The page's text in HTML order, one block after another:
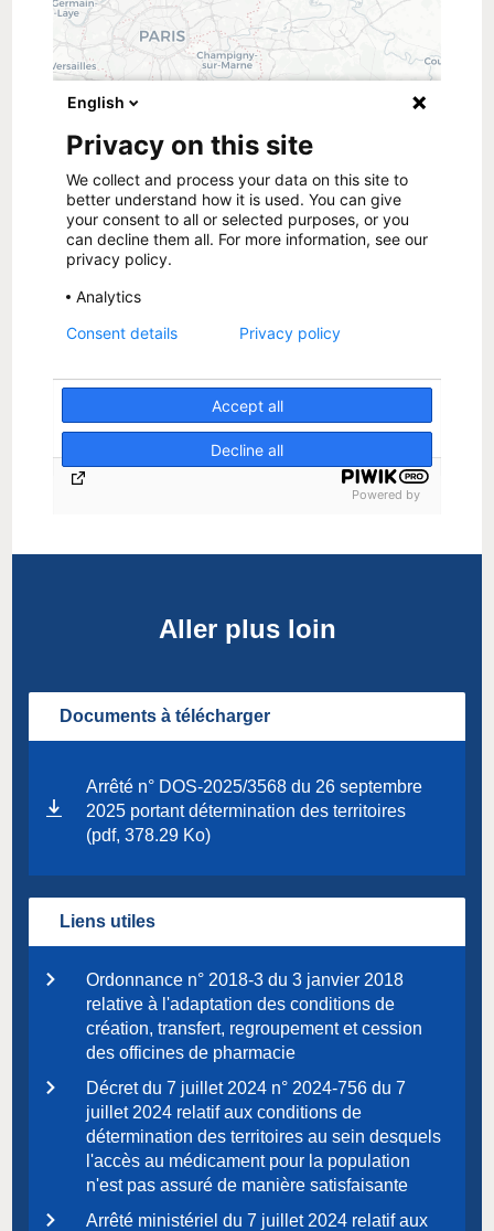
Aller plus loin
Documents à télécharger
Arrêté n° DOS-2025/3568 du 26 septembre
2025 portant détermination des territoires
(pdf, 378.29 Ko)
Liens utiles
Ordonnance n° 2018-3 du 3 janvier 2018
relative à l'adaptation des conditions de
création, transfert, regroupement et cession
des officines de pharmacie
Décret du 7 juillet 2024 n° 2024-756 du 7
juillet 2024 relatif aux conditions de
détermination des territoires au sein desquels
l'accès au médicament pour la population
n'est pas assuré de manière satisfaisante
Arrêté ministériel du 7 juillet 2024 relatif aux